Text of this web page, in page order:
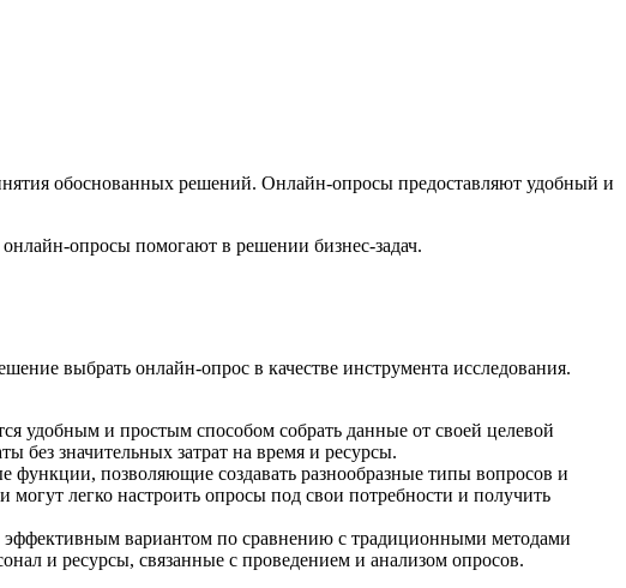
обоснованных решений. Онлайн-опросы предоставляют удобный и
опросы помогают в решении бизнес-задач.
выбрать онлайн-опрос в качестве инструмента исследования.
удобным и простым способом собрать данные от своей целевой
без значительных затрат на время и ресурсы.
функции, позволяющие создавать разнообразные типы вопросов и
легко настроить опросы под свои потребности и получить
вариантом по сравнению с традиционными методами
и ресурсы, связанные с проведением и анализом опросов.